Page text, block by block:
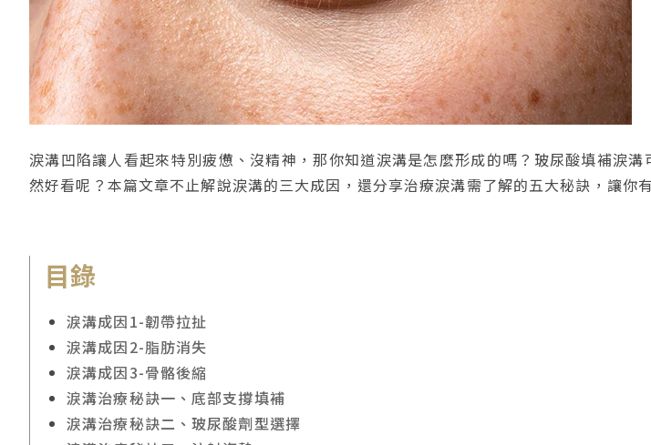
淚溝凹陷讓人看起來特別疲憊、沒精神，那你知道淚溝是怎麼形成的嗎？玻尿酸填補淚
然好看呢？本篇文章不止解說淚溝的三大成因，還分享治療淚溝需了解的五大秘訣，讓你
目錄
淚溝成因1-韌帶拉扯
淚溝成因2-脂肪消失
淚溝成因3-骨骼後縮
淚溝治療秘訣一、底部支撐填補
淚溝治療秘訣二、玻尿酸劑型選擇